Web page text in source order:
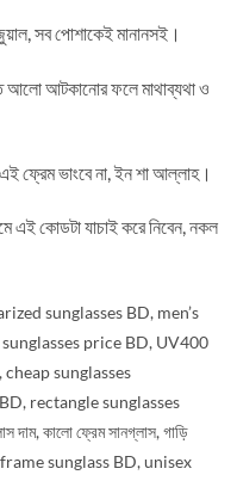
সব পোশাকেই মানানসই।
আটকানোর ফলে মাথাব্যথা ও
ফ্রেম ভাংবে না, ইন শা আল্লাহ।
কোডটা যাচাই করে নিবেন, নকল
sunglasses BD, men’s
price BD, UV400
cheap sunglasses
rectangle sunglasses
দাম,কালো ফ্রেম সানগ্লাস,গাড়ি
sunglass BD,unisex